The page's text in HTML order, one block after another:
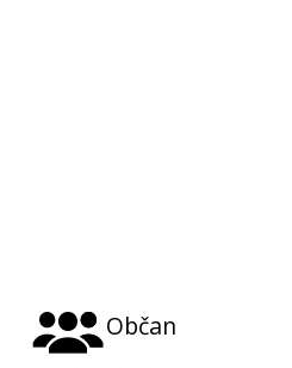
Občan